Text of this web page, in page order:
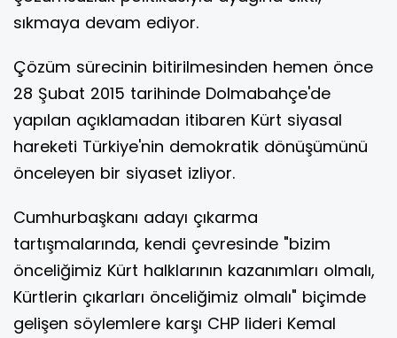
sıkmaya devam ediyor.
Çözüm sürecinin bitirilmesinden hemen önce
28 Şubat 2015 tarihinde Dolmabahçe'de
yapılan açıklamadan itibaren Kürt siyasal
hareketi Türkiye'nin demokratik dönüşümünü
önceleyen bir siyaset izliyor.
Cumhurbaşkanı adayı çıkarma
tartışmalarında, kendi çevresinde "bizim
önceliğimiz Kürt halklarının kazanımları olmalı,
Kürtlerin çıkarları önceliğimiz olmalı" biçimde
gelişen söylemlere karşı CHP lideri Kemal